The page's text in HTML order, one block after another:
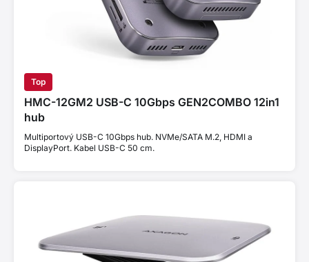
Top
HMC-12GM2 USB-C 10Gbps GEN2COMBO 12in1
hub
Multiportový USB-C 10Gbps hub. NVMe/SATA M.2, HDMI a
DisplayPort. Kabel USB-C 50 cm.